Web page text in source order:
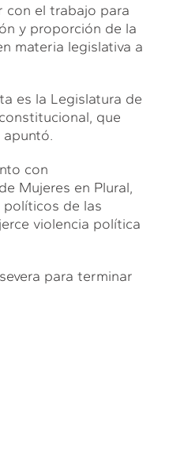
con el trabajo para
y proporción de la
materia legislativa a
es la Legislatura de
que
con
Mujeres en Plural,
de las
violencia política
para terminar